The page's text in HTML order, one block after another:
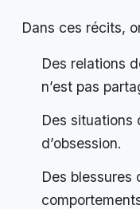
Dans ces récits,
Des relations
n’est pas
Des situations
d’obsession.
Des blessures